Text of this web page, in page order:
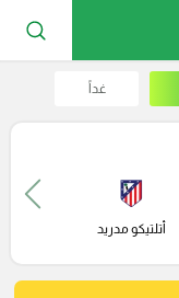
غداً
أتلتيكو مدريد